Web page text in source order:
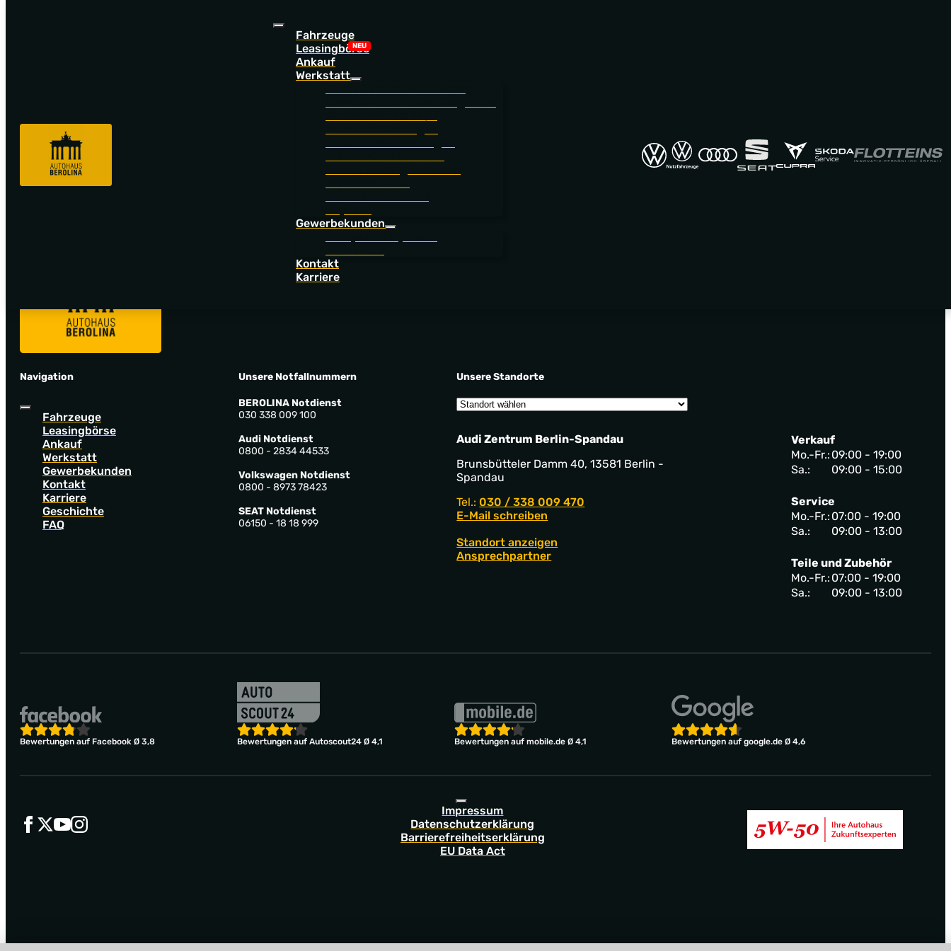
Fahrzeuge
Leasingbörse
Ankauf
Werkstatt
Gewerbekunden
Kontakt
Karriere
Go back to startpage to see our new offers.
Navigation
Fahrzeuge
Leasingbörse
Ankauf
Werkstatt
Gewerbekunden
Kontakt
Karriere
Geschichte
FAQ
Unsere Notfallnummern
BEROLINA Notdienst
030 338 009 100
Audi Notdienst
0800 - 2834 44533
Volkswagen Notdienst
0800 - 8973 78423
SEAT Notdienst
06150 - 18 18 999
Unsere Standorte
Audi Zentrum Berlin-Spandau
Brunsbütteler Damm 40, 13581 Berlin -
Spandau
Tel.: 030 / 338 009 470
E-Mail schreiben
Standort anzeigen
Ansprechpartner
Verkauf
Mo.-Fr.: 09:00 - 19:00
Sa.:
09:00 - 15:00
Service
Mo.-Fr.: 07:00 - 19:00
Sa.:
09:00 - 13:00
Teile und Zubehör
Mo.-Fr.: 07:00 - 19:00
Sa.:
09:00 - 13:00
Bewertungen auf Facebook Ø 3,8 Bewertungen auf Autoscout24 Ø 4,1 Bewertungen auf mobile.de Ø 4,1 Bewertungen auf google.de Ø 4,6
Impressum
Datenschutzerklärung
Barrierefreiheitserklärung
EU Data Act